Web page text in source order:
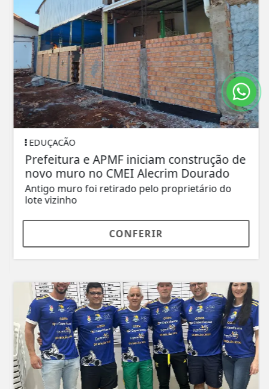
EDUÇACÃO
Prefeitura e APMF iniciam construção de
novo muro no CMEI Alecrim Dourado
Antigo muro foi retirado pelo proprietário do
lote vizinho
CONFERIR